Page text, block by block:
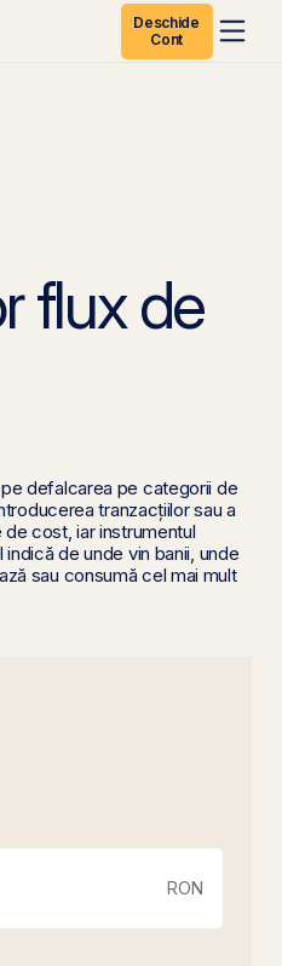
Deschide
Cont
flux de
defalcarea pe categorii de
tranzacțiilor sau a
cost, iar instrumentul
de unde vin banii, unde
sau consumă cel mai mult
RON